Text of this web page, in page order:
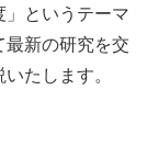
」というテーマ
最新の研究を交
たします。